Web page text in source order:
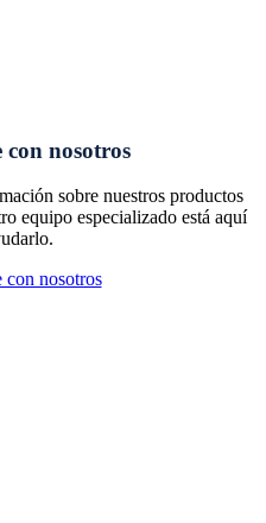
con nosotros
sobre nuestros productos
equipo especializado está aquí
con nosotros